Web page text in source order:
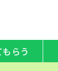
らう